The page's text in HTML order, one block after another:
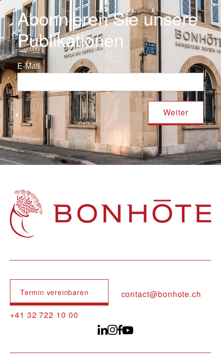
Abonnieren Sie unsere
Publikationen
E-Mail
Navigation principale
Termin vereinbaren
contact@bonhote.ch
+41 32 722 10 00